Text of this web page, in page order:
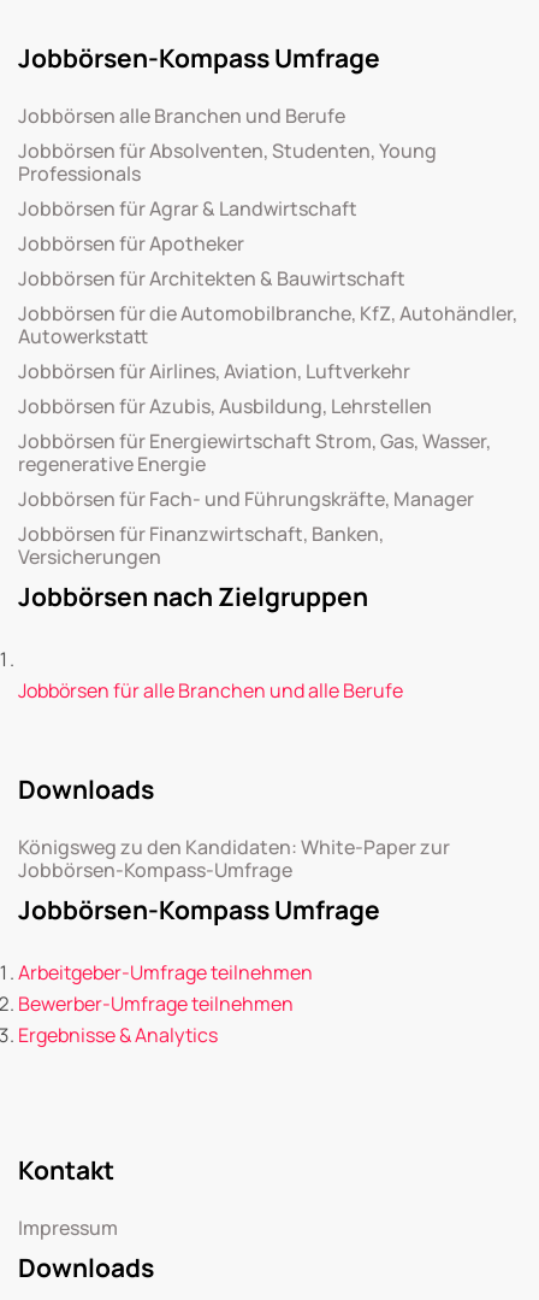
Jobbörsen-Kompass Umfrage
Jobbörsen alle Branchen und Berufe
Jobbörsen für Absolventen, Studenten, Young
Professionals
Jobbörsen für Agrar & Landwirtschaft
Jobbörsen für Apotheker
Jobbörsen für Architekten & Bauwirtschaft
Jobbörsen für die Automobilbranche, KfZ, Autohändler,
Autowerkstatt
Jobbörsen für Airlines, Aviation, Luftverkehr
Jobbörsen für Azubis, Ausbildung, Lehrstellen
Jobbörsen für Energiewirtschaft Strom, Gas, Wasser,
regenerative Energie
Jobbörsen für Fach- und Führungskräfte, Manager
Jobbörsen für Finanzwirtschaft, Banken,
Versicherungen
Jobbörsen nach Zielgruppen
Jobbörsen für alle Branchen und alle Berufe
Downloads
Königsweg zu den Kandidaten: White-Paper zur
Jobbörsen-Kompass-Umfrage
Jobbörsen-Kompass Umfrage
Arbeitgeber-Umfrage teilnehmen
Bewerber-Umfrage teilnehmen
Ergebnisse & Analytics
Kontakt
Impressum
Downloads